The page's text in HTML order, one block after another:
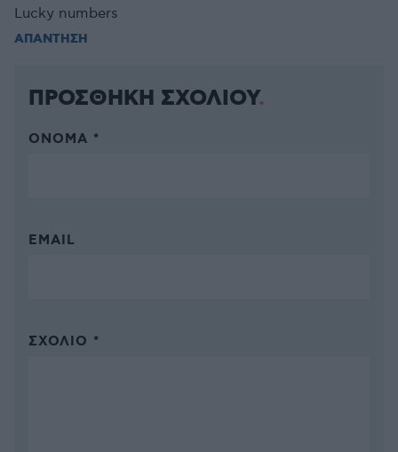
Lucky numbers
ΑΠΑΝΤΗΣΗ
ΠΡΟΣΘΗΚΗ ΣΧΟΛΙΟΥ
ΌΝΟΜΑ *
EMAIL
ΣΧΌΛΙΟ *